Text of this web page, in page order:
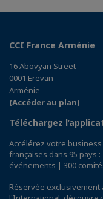
CCI France Arménie
16 Abovyan Street
0001 Erevan
Arménie
(Accéder au plan)
Téléchargez
Accélérez votre
françaises dans 95 pays
événements | 300
Réservée exclusivement